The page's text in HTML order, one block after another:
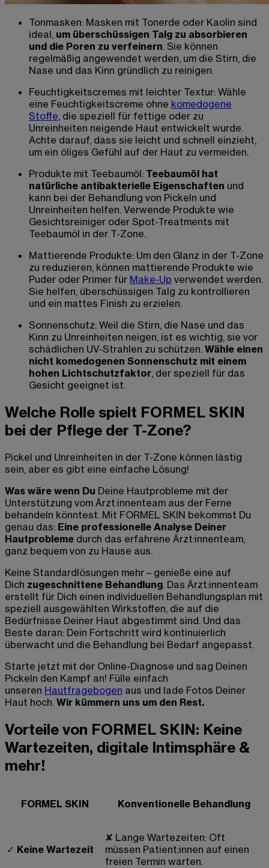
Tonmasken: Masken mit Tonerde oder Kaolin sind
ideal, um überschüssigen Talg zu absorbieren
und die Poren zu verfeinern. Sie können
regelmäßig angewendet werden, um die Stirn, die
Nase und das Kinn gründlich zu reinigen.
Feuchtigkeitscremes mit leichter Textur: Wähle
eine Feuchtigkeitscreme ohne komedogene
Stoffe, die speziell für fettige oder zu
Unreinheiten neigende Haut entwickelt wurde.
Achte darauf, dass sie leicht und schnell einzieht,
um ein öliges Gefühl auf der Haut zu vermeiden.
Produkte mit Teebaumöl: Teebaumöl hat
natürliche antibakterielle Eigenschaften und
kann bei der Behandlung von Pickeln und
Unreinheiten helfen. Verwende Produkte wie
Gesichtsreiniger oder Spot-Treatments mit
Teebaumöl in der T-Zone.
Mattierende Produkte: Um den Glanz in der T-Zone
zu reduzieren, können mattierende Produkte wie
Puder oder Primer für Make-Up verwendet werden.
Sie helfen, überschüssigen Talg zu kontrollieren
und ein mattes Finish zu erzielen.
Sonnenschutz: Weil die Stirn, die Nase und das
Kinn zu Unreinheiten neigen, ist es wichtig, sie vor
schädlichen UV-Strahlen zu schützen. Wähle einen
nicht komedogenen Sonnenschutz mit einem
hohen Lichtschutzfaktor, der speziell für das
Gesicht geeignet ist.
Welche Rolle spielt FORMEL SKIN
bei der Pflege der T-Zone?
Pickel und Unreinheiten in der T-Zone können lästig
sein, aber es gibt eine einfache Lösung!
Was wäre wenn Du Deine Hautprobleme mit der
Unterstützung vom Ärzt:innenteam aus der Ferne
behandeln könntest. Mit FORMEL SKIN bekommst Du
genau das: Eine professionelle Analyse Deiner
Hautprobleme durch das erfahrene Ärzt:innenteam,
ganz bequem von zu Hause aus.
Keine Standardlösungen mehr – genieße eine auf
Dich zugeschnittene Behandlung. Das Ärzt:innenteam
erstellt für Dich einen individuellen Behandlungsplan mit
speziell ausgewählten Wirkstoffen, die auf die
Bedürfnisse Deiner Haut abgestimmt sind. Und das
Beste daran: Dein Fortschritt wird kontinuierlich
überwacht und die Behandlung bei Bedarf angepasst.
Starte jetzt mit der Online-Diagnose und sag Deinen
Pickeln den Kampf an! Fülle einfach
unseren Hautfragebogen aus und lade Fotos Deiner
Haut hoch. Wir kümmern uns um den Rest.
Vorteile von FORMEL SKIN: Keine
Wartezeiten, digitale Intimsphäre &
mehr!
FORMEL SKIN Konventionelle Behandlung
✓ Keine Wartezeit
✘ Lange Wartezeiten: Oft
müssen Patient:innen auf einen
freien Termin warten.